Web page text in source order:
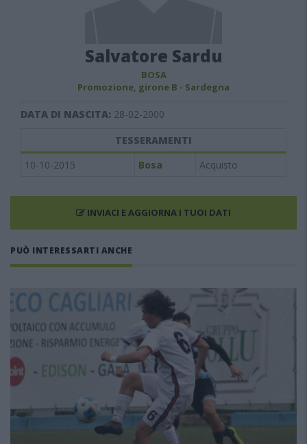
Salvatore Sardu
BOSA
Promozione, girone B - Sardegna
DATA DI NASCITA: 28-02-2000
TESSERAMENTI
10-10-2015
Bosa Acquisto
INVIACI E AGGIORNA I TUOI DATI
PUÒ INTERESSARTI ANCHE